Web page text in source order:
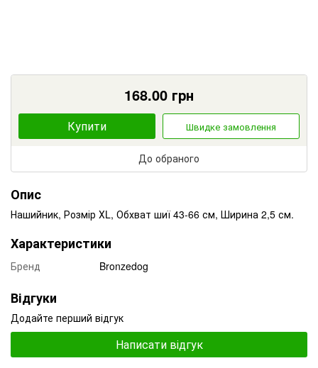
168.00 грн
Купити Швидке замовлення
До обраного
Опис
Нашийник, Розмір ХL, Обхват шиї 43-66 см, Ширина 2,5 см.
Характеристики
Бренд Bronzedog
Відгуки
Додайте перший відгук
Написати відгук